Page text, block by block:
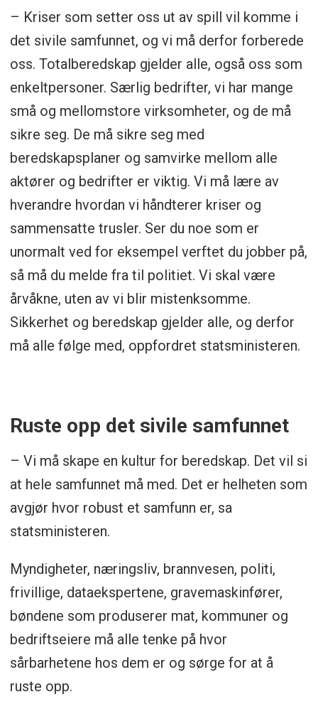
og for å håndtere ekstraordinære
hendelser på området. Ansvarlig instans
må ta stilling til hva som er akseptabel
risiko.
Likhetsprinsippet.Den organisasjon
man opererer med under kriser, skal i
utgangspunktet være mest mulig lik den
organisasjon man har til daglig.
Nærhetsprinsippet.Kriser skal
organisatorisk håndteres på lavest mulig
nivå.
Samvirkeprinsippet.Myndigheter,
virksomheter og etater har et
selvstendig ansvar for å sikre et best
krisehåndtering.
– Kriser som setter oss ut av spill vil komme i
det sivile samfunnet, og vi må derfor forberede
oss. Totalberedskap gjelder alle, også oss som
enkeltpersoner. Særlig bedrifter, vi har mange
små og mellomstore virksomheter, og de må
sikre seg. De må sikre seg med
beredskapsplaner og samvirke mellom alle
aktører og bedrifter er viktig. Vi må lære av
hverandre hvordan vi håndterer kriser og
sammensatte trusler. Ser du noe som er
unormalt ved for eksempel verftet du jobber på,
så må du melde fra til politiet. Vi skal være
årvåkne, uten av vi blir mistenksomme.
Sikkerhet og beredskap gjelder alle, og derfor
må alle følge med, oppfordret statsministeren.
Ruste opp det sivile samfunnet
– Vi må skape en kultur for beredskap. Det vil si
at hele samfunnet må med. Det er helheten som
avgjør hvor robust et samfunn er, sa
statsministeren.
Myndigheter, næringsliv, brannvesen, politi,
frivillige, dataekspertene, gravemaskinfører,
bøndene som produserer mat, kommuner og
bedriftseiere må alle tenke på hvor
sårbarhetene hos dem er og sørge for at å
ruste opp.